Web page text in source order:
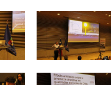
Zoom
Zoom